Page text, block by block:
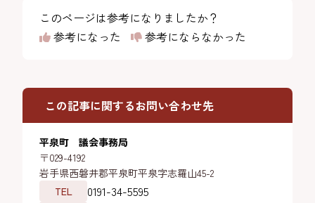
このページは参考になりましたか？
参考になった
参考にならなかった
この記事に関するお問い合わせ先
平泉町 議会事務局
〒029-4192
岩手県西磐井郡平泉町平泉字志羅山45-2
TEL
0191-34-5595